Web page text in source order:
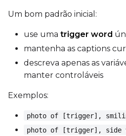
Um bom padrão inicial:
use uma trigger word
mantenha as captions
descreva apenas as
manter controláveis
Exemplos:
photo of [trigger],
photo of [trigger], side